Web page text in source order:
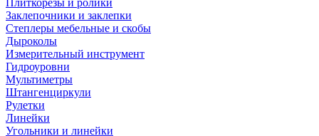
Плиткорезы и ролики
Заклепочники и заклепки
Степлеры мебельные и скобы
Дыроколы
Измерительный инструмент
Гидроуровни
Мультиметры
Штангенциркули
Рулетки
Линейки
Угольники и линейки